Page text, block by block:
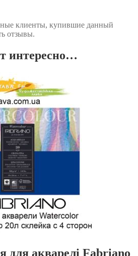
клиенты, купившие данный
отзывы.
интересно…
для акварелі Fabriano